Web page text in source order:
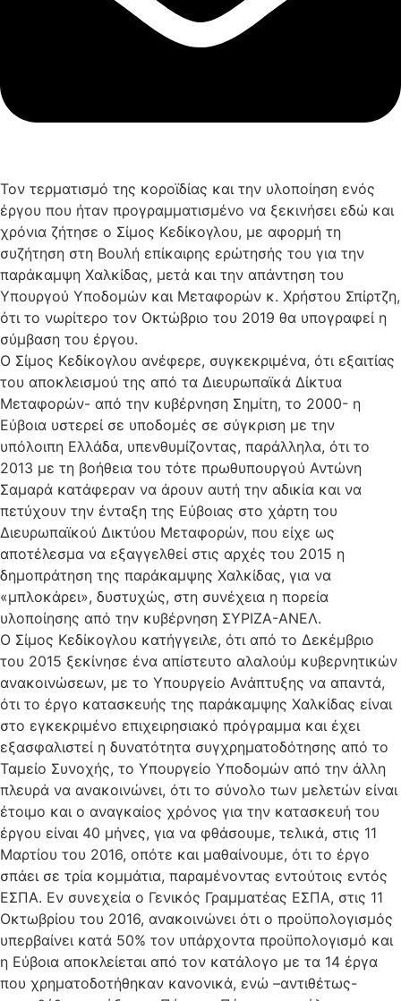
Τον τερματισμό της κοροϊδίας και την υλοποίηση ενός
έργου που ήταν προγραμματισμένο να ξεκινήσει εδώ και
χρόνια ζήτησε ο Σίμος Κεδίκογλου, με αφορμή τη
συζήτηση στη Βουλή επίκαιρης ερώτησής του για την
παράκαμψη Χαλκίδας, μετά και την απάντηση του
Υπουργού Υποδομών και Μεταφορών κ. Χρήστου Σπίρτζη,
ότι το νωρίτερο τον Οκτώβριο του 2019 θα υπογραφεί η
σύμβαση του έργου.
Ο Σίμος Κεδίκογλου ανέφερε, συγκεκριμένα, ότι εξαιτίας
του αποκλεισμού της από τα Διευρωπαϊκά Δίκτυα
Μεταφορών- από την κυβέρνηση Σημίτη, το 2000- η
Εύβοια υστερεί σε υποδομές σε σύγκριση με την
υπόλοιπη Ελλάδα, υπενθυμίζοντας, παράλληλα, ότι το
2013 με τη βοήθεια του τότε πρωθυπουργού Αντώνη
Σαμαρά κατάφεραν να άρουν αυτή την αδικία και να
πετύχουν την ένταξη της Εύβοιας στο χάρτη του
Διευρωπαϊκού Δικτύου Μεταφορών, που είχε ως
αποτέλεσμα να εξαγγελθεί στις αρχές του 2015 η
δημοπράτηση της παράκαμψης Χαλκίδας, για να
«μπλοκάρει», δυστυχώς, στη συνέχεια η πορεία
υλοποίησης από την κυβέρνηση ΣΥΡΙΖΑ-ΑΝΕΛ.
Ο Σίμος Κεδίκογλου κατήγγειλε, ότι από το Δεκέμβριο
του 2015 ξεκίνησε ένα απίστευτο αλαλούμ κυβερνητικών
ανακοινώσεων, με το Υπουργείο Ανάπτυξης να απαντά,
ότι το έργο κατασκευής της παράκαμψης Χαλκίδας είναι
στο εγκεκριμένο επιχειρησιακό πρόγραμμα και έχει
εξασφαλιστεί η δυνατότητα συγχρηματοδότησης από το
Ταμείο Συνοχής, το Υπουργείο Υποδομών από την άλλη
πλευρά να ανακοινώνει, ότι το σύνολο των μελετών είναι
έτοιμο και ο αναγκαίος χρόνος για την κατασκευή του
έργου είναι 40 μήνες, για να φθάσουμε, τελικά, στις 11
Μαρτίου του 2016, οπότε και μαθαίνουμε, ότι το έργο
σπάει σε τρία κομμάτια, παραμένοντας εντούτοις εντός
ΕΣΠΑ. Εν συνεχεία ο Γενικός Γραμματέας ΕΣΠΑ, στις 11
Οκτωβρίου του 2016, ανακοινώνει ότι ο προϋπολογισμός
υπερβαίνει κατά 50% τον υπάρχοντα προϋπολογισμό και
η Εύβοια αποκλείεται από τον κατάλογο με τα 14 έργα
που χρηματοδοτήθηκαν κανονικά, ενώ –αντιθέτως-